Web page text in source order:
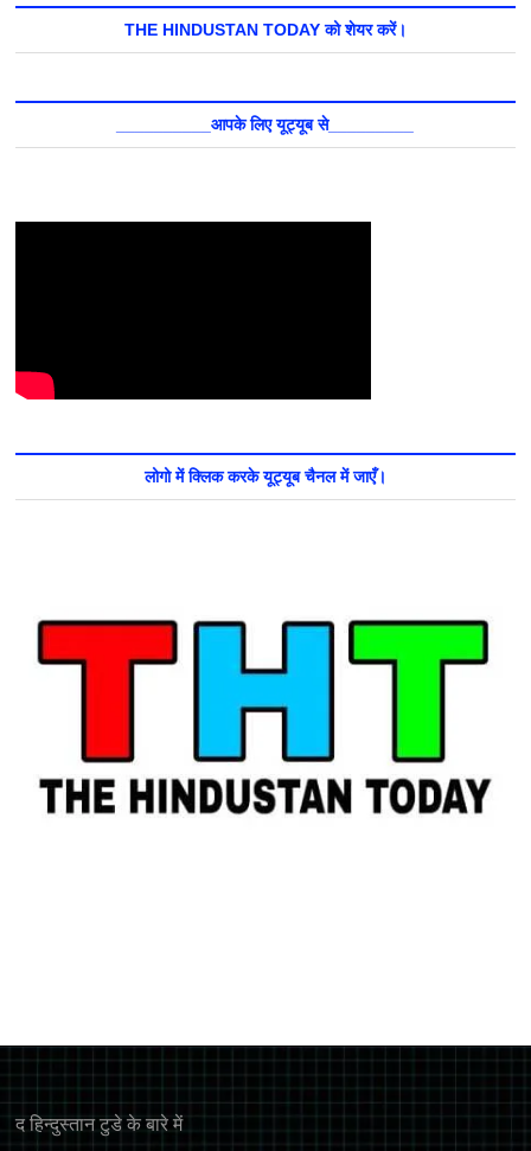
THE HINDUSTAN TODAY को शेयर करें।
__________आपके लिए यूट्यूब से_________
लोगो में क्लिक करके यूट्यूब चैनल में जाएँ।
द हिन्‍दुस्‍तान टुडे के बारे में